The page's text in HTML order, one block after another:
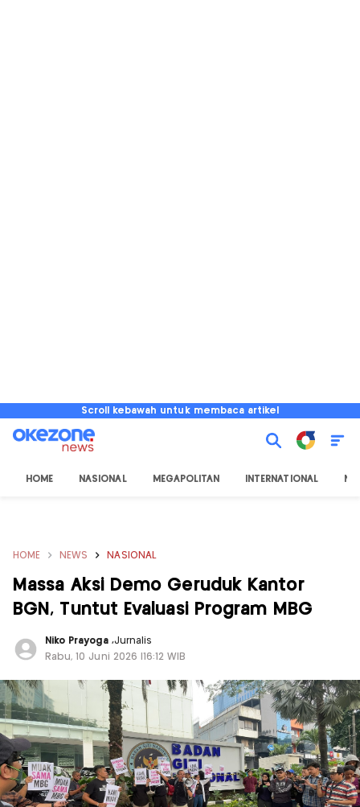
Scroll kebawah untuk membaca artikel
HOME NASIONAL MEGAPOLITAN INTERNATIONAL
HOME NEWS NASIONAL
Massa Aksi Demo Geruduk Kantor
BGN, Tuntut Evaluasi Program MBG
Niko Prayoga ,Jurnalis
Rabu, 10 Juni 2026 |16:12 WIB